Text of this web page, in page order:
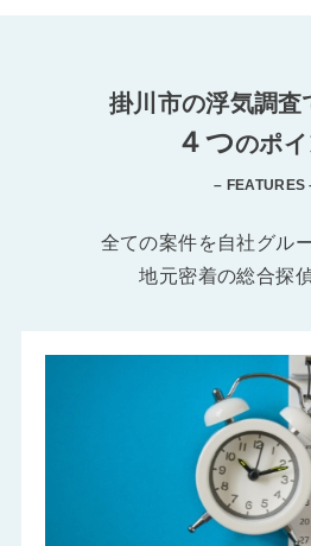
掛川市の浮気調査
４つのポイ
– FEATURES
全ての案件を自社グル
地元密着の総合探